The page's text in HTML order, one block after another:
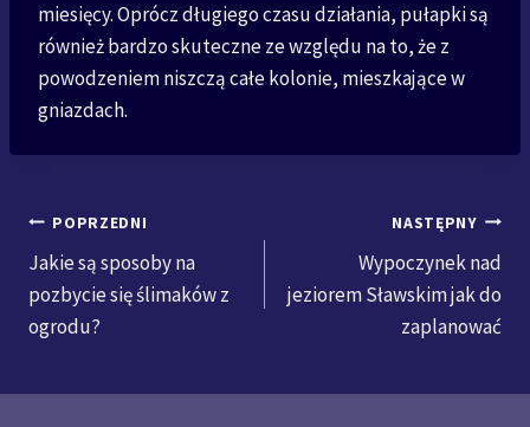
miesięcy. Oprócz długiego czasu działania, pułapki są
również bardzo skuteczne ze względu na to, że z
powodzeniem niszczą całe kolonie, mieszkające w
gniazdach.
Nawigacja
wpisu
POPRZEDNI
Jakie są sposoby na
pozbycie się ślimaków z
ogrodu?
NASTĘPNY
Wypoczynek nad
jeziorem Sławskim jak do
zaplanować